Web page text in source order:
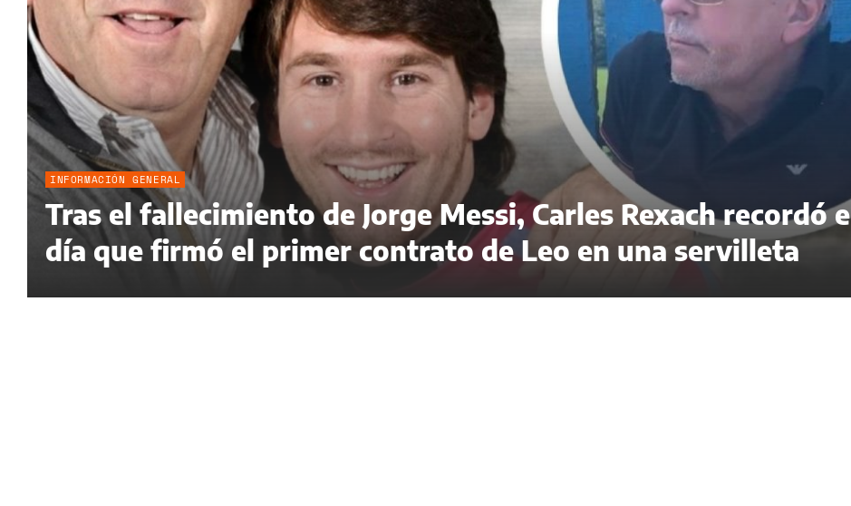
INFORMACIÓN GENERAL
Tras el fallecimiento de Jorge Messi, Carles Rexach recordó
día que firmó el primer contrato de Leo en una servilleta